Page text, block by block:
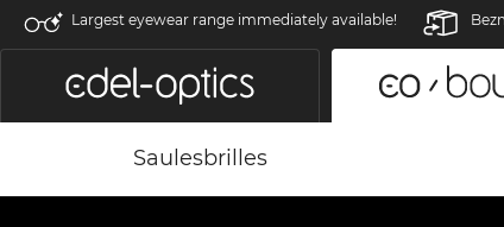
Largest eyewear range immediately available!
Saulesbrilles